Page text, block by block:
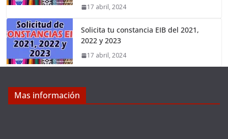
17 abril, 2024
Solicita tu constancia EIB del 2021,
2022 y 2023
17 abril, 2024
Mas información